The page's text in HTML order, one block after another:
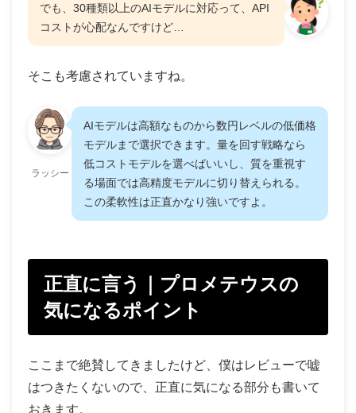
でも、30種類以上のAIモデルに対応って、API
コストが心配なんですけど…
そこも考慮されていますね。
ラッシー
AIモデルは高額なものから数円レベルの低価格
モデルまで選択できます。量を回す戦略なら
低コストモデルを選べばいいし、質を重視す
る場面では高精度モデルに切り替えられる。
この柔軟性は正直かなり強いですよ。
正直に言う｜プロメテウスの
気になるポイント
ここまで絶賛してきましたけど、僕はレビューで嘘
はつきたくないので、正直に気になる部分も書いて
おきます。